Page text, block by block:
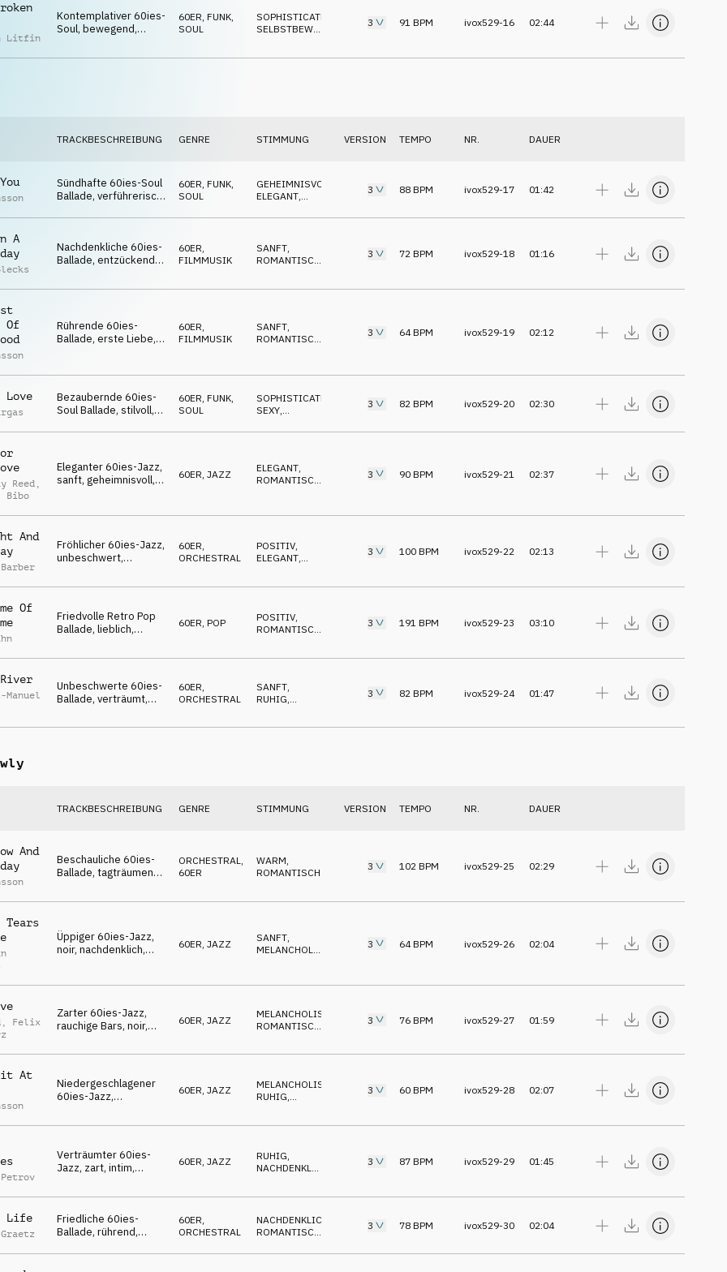
Litfin
Kontemplativer 60ies-
Soul, bewegend,
elegant
60ER FUNK,
SOUL
SOPHISTICATED
SELBSTBEWUSST
3 91 BPM ivox529-16 02:44
TRACKBESCHREIBUNG GENRE STIMMUNG VERSION TEMPO NR. DAUER
Sündhafte 60ies-Soul
Ballade, verführerisch,
zwielichtig, sanft
60ER FUNK,
SOUL
GEHEIMNISVOLL
ELEGANT
3 88 BPM ivox529-17 01:42
A
Nachdenkliche 60ies-
Ballade, entzückend,
verträumt, hinreißend
60ER
FILMMUSIK
SANFT
ROMANTISCH
3 72 BPM ivox529-18 01:16
Of
Rührende 60ies-
Ballade, erste Liebe,
60ER
FILMMUSIK
SANFT
ROMANTISCH
3 64BPM ivox529-19 02:12
Love
Bezaubernde 60ies-
Soul Ballade, stilvoll,
feurig
60ER FUNK,
SOUL
SOPHISTICATED
SEXY
3 82 BPM ivox529-20 02:30
Reed ,
Bibo
Eleganter 60ies-Jazz,
sanft, geheimnisvoll,
60ER JAZZ ELEGANT,
ROMANTISCH
3 90 BPM ivox529-21 02:37
And
Fröhlicher 60ies-Jazz,
unbeschwert,
Weihnachtsflair
60ER
ORCHESTRAL
POSITIV
ELEGANT
3 100 BPM ivox529-22 02:13
Of
Friedvolle Retro Pop
Ballade, lieblich,
frühlingshaft,
60ER, POP POSITIV
ROMANTISCH
3 191 BPM ivox529-23 03:10
Manuel
Unbeschwerte 60ies-
Ballade, verträumt,
friedlich, wohlfühlend
60ER,
ORCHESTRAL
SANFT,
RUHIG,
3 82 BPM ivox529-24 01:47
TRACKBESCHREIBUNG GENRE STIMMUNG VERSION TEMPO NR. DAUER
And
Beschauliche 60ies-
Ballade, tagträumend,
bezaubernd
ORCHESTRAL
60ER
WARM
ROMANTISCH
3 102 BPM ivox529-25 02:29
Üppiger 60ies-Jazz,
noir, nachdenklich,
60ER JAZZ SANFT,
MELANCHOLISCH
3 64BPM ivox529-26 02:04
, Felix
Zarter 60ies-Jazz,
rauchige Bars, noir,
sentimental
60ER JAZZ MELANCHOLISCH
ROMANTISCH
3 76 BPM ivox529-27 01:59
At
Niedergeschlagener
60ies-Jazz,
nachdenklich, ruhig,
60ER, JAZZ MELANCHOLISCH
RUHIG
3 60 BPM ivox529-28 02:07
Verträumter 60ies-
Jazz, zart, intim,
gefühlvoll
60ER, JAZZ RUHIG
NACHDENKLICH
3 87 BPM ivox529-29 01:45
Life
Friedliche 60ies-
Ballade, rührend,
phantasievoll
60ER
ORCHESTRAL
NACHDENKLICH
ROMANTISCH
3 78 BPM ivox529-30 02:04